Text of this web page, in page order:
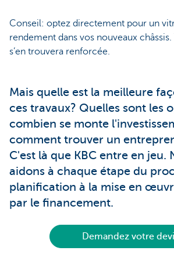
Conseil: optez directement pour un
rendement dans vos nouveaux
s’en trouvera renforcée.
Mais quelle est la meilleure
ces travaux? Quelles sont les
combien se monte
comment trouver un
C'est là que KBC entre en jeu.
aidons à chaque étape du
planification à la mise en
par le financement.
Demandez votre